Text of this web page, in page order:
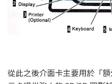
從此之後介面卡主要用於「